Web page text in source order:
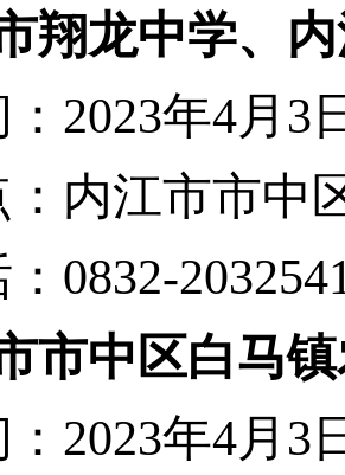
翔龙中学、
2023年4月3
内江市市中
0832-
市中区白马
2023年4月3